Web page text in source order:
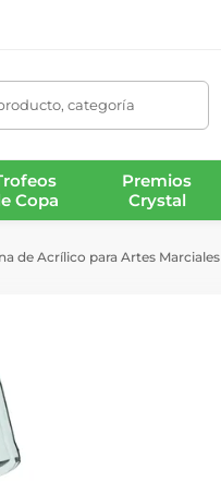
categoría
Copa
Premios
Crystal
de Acrílico para Artes Marciales